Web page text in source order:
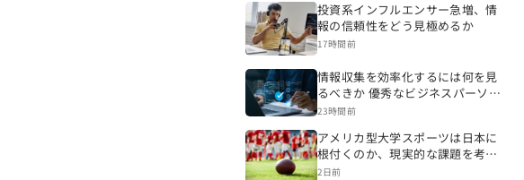
投資系インフルエンサー急増、情
報の信頼性をどう見極めるか
17時間前
情報収集を効率化するには何を見
るべきか 優秀なビジネスパーソン
の情報源と仕事への生かし方
23時間前
アメリカ型大学スポーツは日本に
根付くのか、現実的な課題を考え
る
2日前